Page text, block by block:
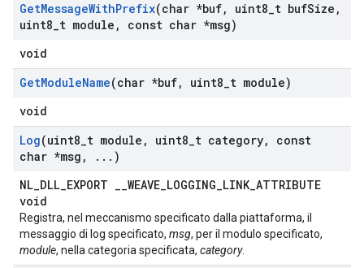
GetMessageWithPrefix(char *buf, uint8 t bufSize ,
uint8 t module ,
const char *msg)
void
GetModuleName(char *buf, uint8 t module)
void
Log(uint8 t module , uint8 t category,
const
char *msg , . . . )
NL_DLL_EXPORT __WEAVE_LOGGING_LINK_ATTRIBUTE
void
Registra, nel meccanismo specificato dalla piattaforma, il
messaggio di log specificato, msg, per il modulo specificato,
module, nella categoria specificata, category.